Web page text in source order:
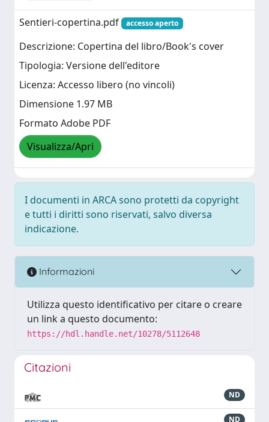
Sentieri-copertina.pdf accesso aperto
Descrizione: Copertina del libro/Book's cover
Tipologia: Versione dell'editore
Licenza: Accesso libero (no vincoli)
Dimensione 1.97 MB
Formato Adobe PDF
Visualizza/Apri
I documenti in ARCA sono protetti da copyright
e tutti i diritti sono riservati, salvo diversa
indicazione.
Informazioni
Utilizza questo identificativo per citare o creare
un link a questo documento:
https://hdl.handle.net/10278/5112648
Citazioni
ND
ND